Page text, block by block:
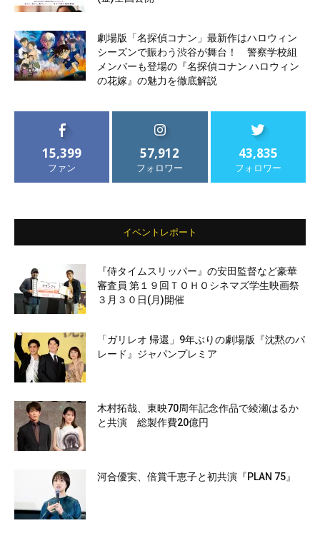
劇場版「名探偵コナン」最新作はハロウィン
シーズンで賑わう渋谷が舞台！ 警察学校組
メンバーも登場の『名探偵コナン ハロウィン
の花嫁』の魅力を徹底解説
15,399
ファン
57,912
フォロワー
43,835
フォロワー
イベントレポート
『侍タイムスリッパー』の安田監督など豪華
審査員 第１９回ＴＯＨＯシネマズ学生映画祭
３月３０日(月)開催
「ガリレオ 帰還」9年ぶりの劇場版『沈黙のパ
レード』ジャパンプレミア
木村拓哉、東映70周年記念作品で綾瀬はるか
と共演 総製作費20億円
河合優実、倍賞千恵子と初共演『PLAN 75』